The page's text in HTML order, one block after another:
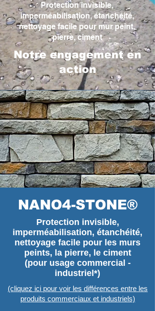
Protection invisible,
imperméabilisation, étanchéité,
nettoyage facile pour mur peint,
pierre, ciment
Notre engagement en
action
NANO4-STONE®
Protection invisible,
imperméabilisation, étanchéité,
nettoyage facile pour les murs
peints, la pierre, le ciment
(pour usage commercial -
industriel*)
(cliquez ici pour voir les différences entre les
produits commerciaux et industriels)